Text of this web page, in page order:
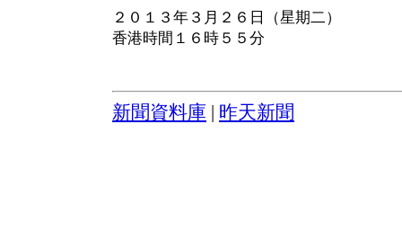
２０１３年３月２６日（星期二）
香港時間１６時５５分
新聞資料庫 昨天新聞